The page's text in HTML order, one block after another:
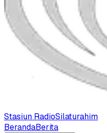
Stasiun RadioSilaturahim
BerandaBerita